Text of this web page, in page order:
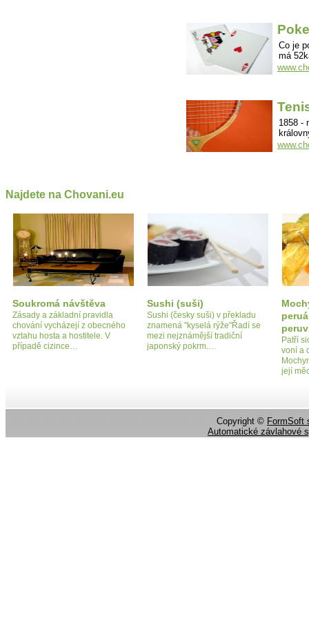
Co je
má
1858 -
Najdete na Chovani.eu
Soukromá návštěva
Zásady a základní pravidla
chování vycházejí z obecného
vztahu hosta a hostitele. V
případě cizince…
Sushi (suši)
Sushi (česky suši) v překladu
znamená "kyselá rýže"Řadí se
mezi nejznámější tradiční
japonský pokrm.…
Patří
voní a
její
Copyright © FormSoft
Automatické závlahové